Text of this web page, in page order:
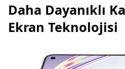
Daha Dayanıklı
Ekran Teknolojisi